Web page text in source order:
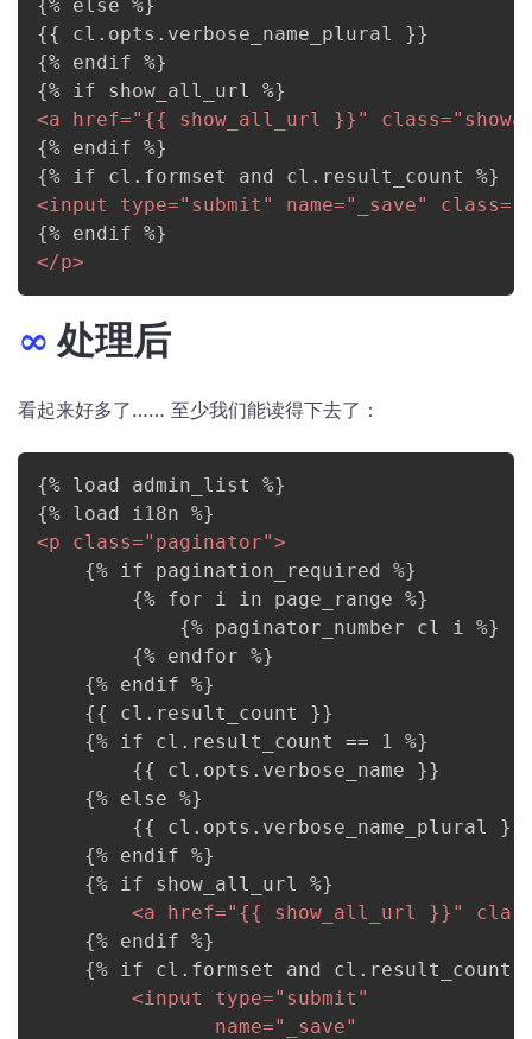
{% else %}
{{ cl.opts.verbose_name_plural }}
{% endif %}
<a href=" {{ show_all_url }} " class="
{% endif %}
<input type=" submit " name=" _save" class=
</p>
∞ 处理后
看起来好多了…… 至少我们能读得下去了：
{% load admin_list %}
<p class=" paginator">
    {% if pagination_required %}
        {% for i in page_range %}
            {% paginator_number cl i %}
        {% endfor %}
    {% endif %}
    {{ cl.result_count }}
    {% if cl.result_count == 1 %}
        {{ cl.opts.verbose_name }}
    {% else %}
        {{ cl.opts.verbose_name_plural }}
    {% endif %}
    {% if show_all_url %}
<a href=" {{ show_all_url }} "
    {% endif %}
{% if cl.formset and cl.result_count
<input type=" submit "
name=" _save"